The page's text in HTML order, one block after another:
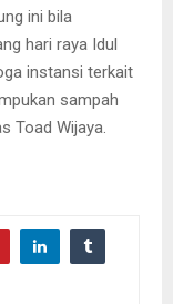
ini bila
hari raya Idul
instansi terkait
sampah
Toad Wijaya.